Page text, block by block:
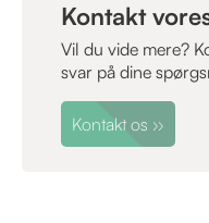
Kontakt
Vil du vide mere?
svar på dine
Kontakt os ››